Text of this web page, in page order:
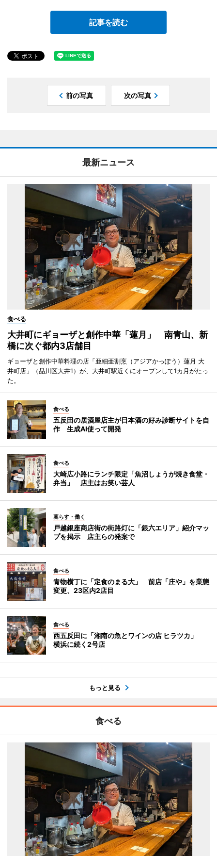
記事を読む
前の写真 次の写真
最新ニュース
食べる
大井町にギョーザと創作中華「蓮月」 南青山、新
橋に次ぐ都内3店舗目
ギョーザと創作中華料理の店「亜細亜割烹（アジアかっぽう）蓮月 大
井町店」（品川区大井1）が、大井町駅近くにオープンして1カ月がたっ
た。
食べる
五反田の居酒屋店主が日本酒の好み診断サイトを自
作 生成AI使って開発
食べる
大崎広小路にランチ限定「魚沼しょうが焼き食堂・
弁当」 店主はお笑い芸人
暮らす・働く
戸越銀座商店街の街路灯に「銀六エリア」紹介マッ
プを掲示 店主らの発案で
食べる
青物横丁に「定食のまる大」 前店「庄や」を業態
変更、23区内2店目
食べる
西五反田に「湘南の魚とワインの店 ヒラツカ」
横浜に続く2号店
もっと見る
食べる